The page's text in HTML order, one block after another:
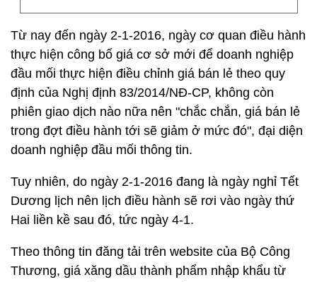
Từ nay đến ngày 2-1-2016, ngày cơ quan điều hành
thực hiện công bố giá cơ sở mới để doanh nghiệp
đầu mối thực hiện điều chỉnh giá bán lẻ theo quy
định của Nghị định 83/2014/NĐ-CP, không còn
phiên giao dịch nào nữa nên "chắc chắn, giá bán lẻ
trong đợt điều hành tới sẽ giảm ở mức đó", đại diện
doanh nghiệp đầu mối thông tin.
Tuy nhiên, do ngày 2-1-2016 đang là ngày nghỉ Tết
Dương lịch nên lịch điều hành sẽ rơi vào ngày thứ
Hai liền kề sau đó, tức ngày 4-1.
Theo thông tin đăng tải trên website của Bộ Công
Thương, giá xăng dầu thành phẩm nhập khẩu từ